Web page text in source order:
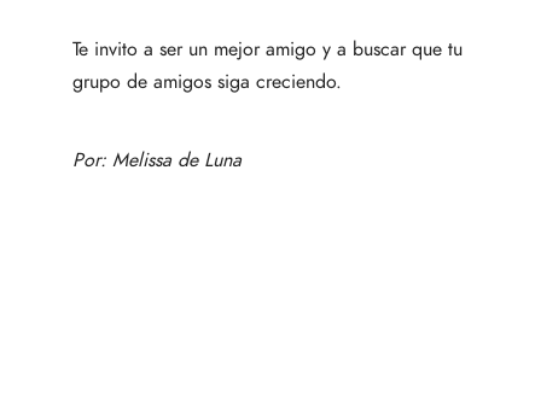
Te invito a ser un mejor amigo y a buscar que tu
grupo de amigos siga creciendo.
Por: Melissa de Luna